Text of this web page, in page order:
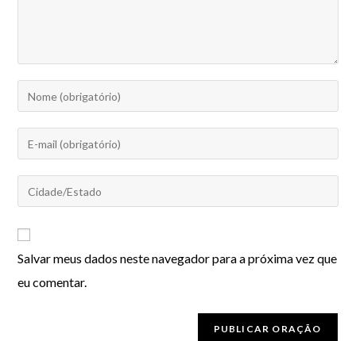
Salvar meus dados neste navegador para a próxima vez que
eu comentar.